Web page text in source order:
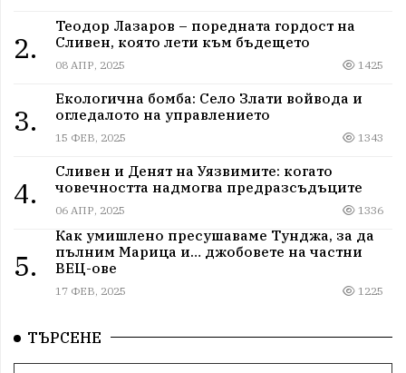
2.
Теодор Лазаров – поредната гордост на
Сливен, която лети към бъдещето
08 АПР, 2025 1425
3.
Екологична бомба: Село Злати войвода и
огледалото на управлението
15 ФЕВ, 2025 1343
4.
Сливен и Денят на Уязвимите: когато
човечността надмогва предразсъдъците
06 АПР, 2025 1336
5.
Как умишлено пресушаваме Тунджа, за да
пълним Марица и… джобовете на частни
ВЕЦ-ове
17 ФЕВ, 2025 1225
ТЪРСЕНЕ